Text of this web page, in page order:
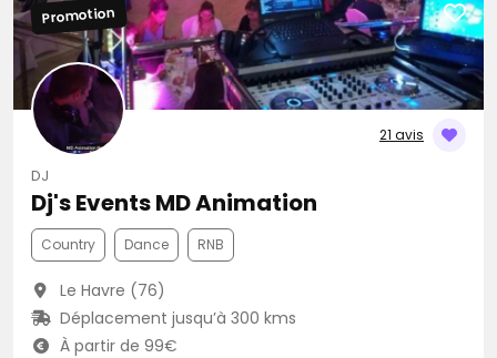
21 avis
Promotion
DJ
Dj's Events MD Animation
Country Dance RNB
Le Havre (76)
Déplacement jusqu’à 300 kms
À partir de 99€